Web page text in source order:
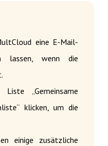
eine E-Mail-
lassen, wenn die
„Gemeinsame
klicken, um die
einige zusätzliche